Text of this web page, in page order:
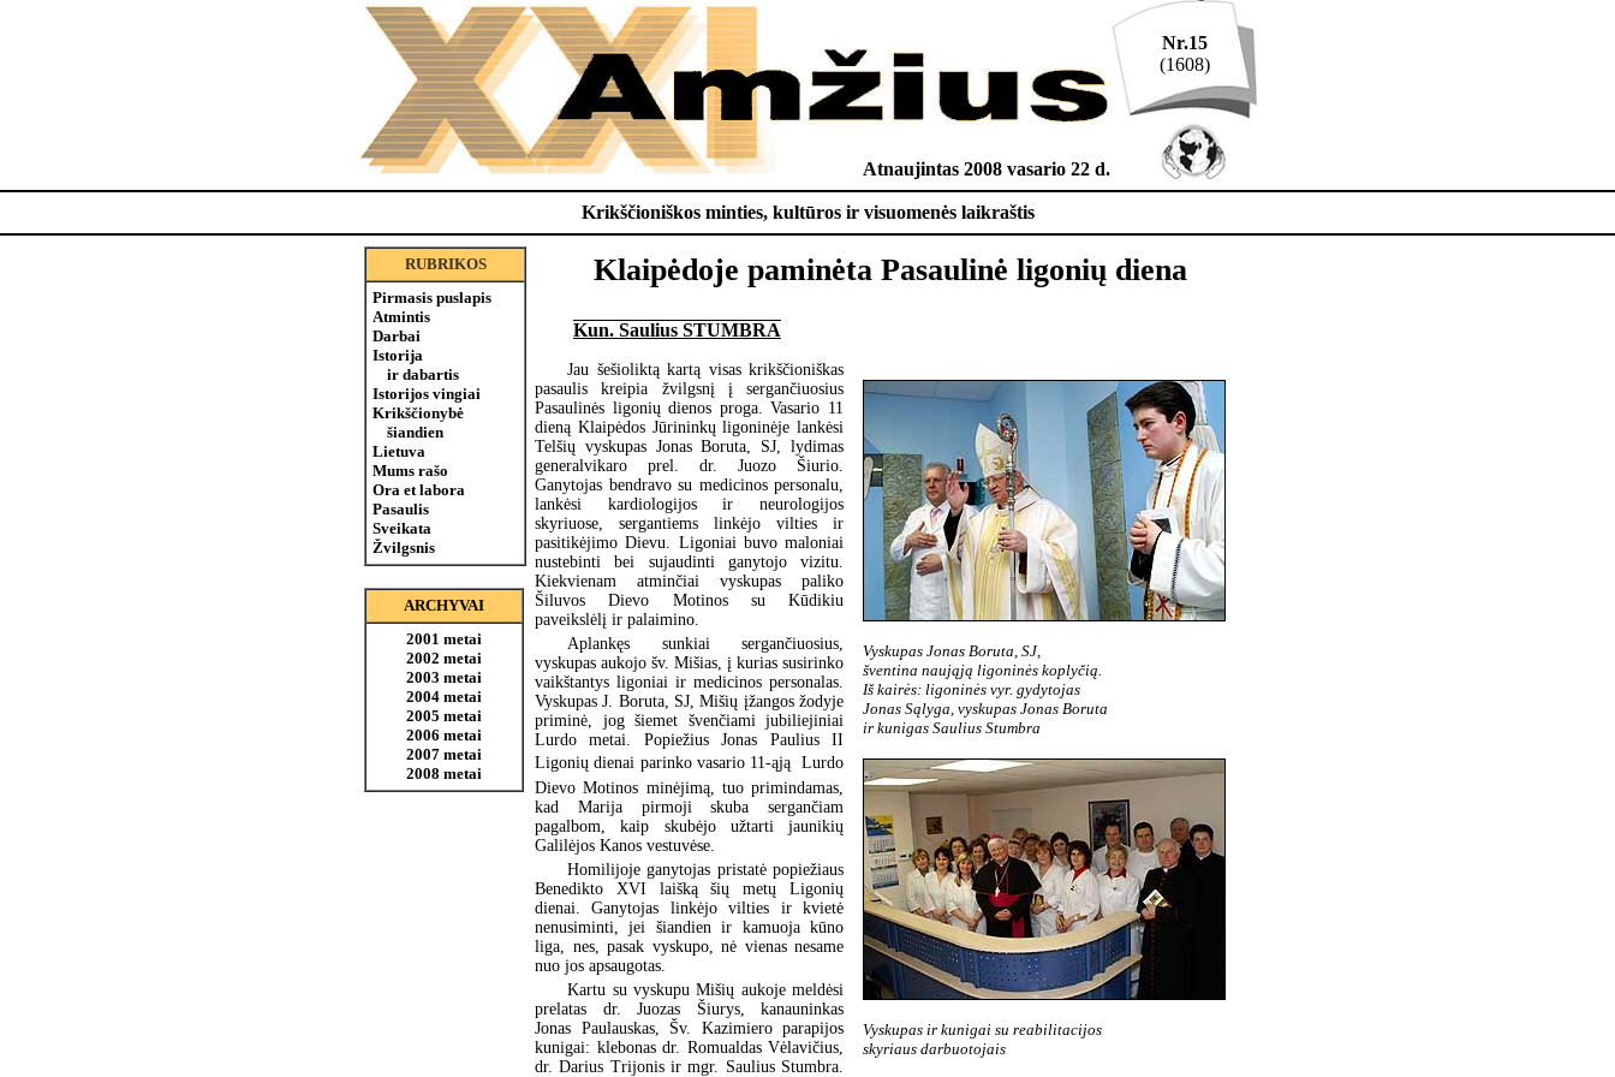
Atnaujintas 2008 vasario 22 d.
Nr.15
(1608)
Krikščioniškos minties, kultūros ir visuomenės laikraštis
RUBRIKOS
Pirmasis puslapis
Atmintis
Darbai
Istorija
ir dabartis
Istorijos vingiai
Krikščionybė
šiandien
Lietuva
Mums rašo
Ora et labora
Pasaulis
Sveikata
Žvilgsnis
ARCHYVAI
2001 metai
2002 metai
2003 metai
2004 metai
2005 metai
2006 metai
2007 metai
2008 metai
Klaipėdoje paminėta Pasaulinė ligonių diena
Kun. Saulius STUMBRA
Vyskupas Jonas Boruta, SJ,
šventina naująją ligoninės koplyčią.
Iš kairės: ligoninės vyr. gydytojas
Jonas Sąlyga, vyskupas Jonas Boruta
ir kunigas Saulius Stumbra
Vyskupas ir kunigai su reabilitacijos
skyriaus darbuotojais
Jau šešioliktą kartą visas krikščioniškas
pasaulis kreipia žvilgsnį į sergančiuosius
Pasaulinės ligonių dienos proga. Vasario 11
dieną Klaipėdos Jūrininkų ligoninėje lankėsi
Telšių vyskupas Jonas Boruta, SJ, lydimas
generalvikaro prel. dr. Juozo Šiurio.
Ganytojas bendravo su medicinos personalu,
lankėsi kardiologijos ir neurologijos
skyriuose, sergantiems linkėjo vilties ir
pasitikėjimo Dievu. Ligoniai buvo maloniai
nustebinti bei sujaudinti ganytojo vizitu.
Kiekvienam atminčiai vyskupas paliko
Šiluvos Dievo Motinos su Kūdikiu
paveikslėlį ir palaimino.
Aplankęs sunkiai sergančiuosius,
vyskupas aukojo šv. Mišias, į kurias susirinko
vaikštantys ligoniai ir medicinos personalas.
Vyskupas J. Boruta, SJ, Mišių įžangos žodyje
priminė, jog šiemet švenčiami jubiliejiniai
Lurdo metai. Popiežius Jonas Paulius II
Ligonių dienai parinko vasario 11-ąją  Lurdo
Dievo Motinos minėjimą, tuo primindamas,
kad Marija pirmoji skuba sergančiam
pagalbom, kaip skubėjo užtarti jaunikių
Galilėjos Kanos vestuvėse.
Homilijoje ganytojas pristatė popiežiaus
Benedikto XVI laišką šių metų Ligonių
dienai. Ganytojas linkėjo vilties ir kvietė
nenusiminti, jei šiandien ir kamuoja kūno
liga, nes, pasak vyskupo, nė vienas nesame
nuo jos apsaugotas.
Kartu su vyskupu Mišių aukoje meldėsi
prelatas dr. Juozas Šiurys, kanauninkas
Jonas Paulauskas, Šv. Kazimiero parapijos
kunigai: klebonas dr. Romualdas Vėlavičius,
dr. Darius Trijonis ir mgr. Saulius Stumbra.